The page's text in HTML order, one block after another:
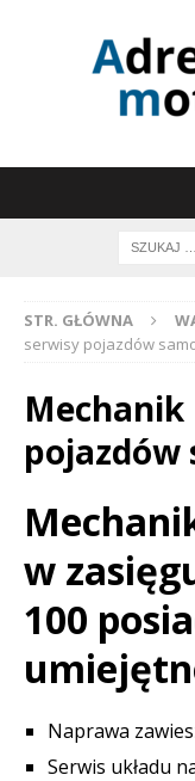
STR. GŁÓWNA
serwisy pojazdów
Mechanik
pojazdów
w
100
Naprawa
Serwis układu